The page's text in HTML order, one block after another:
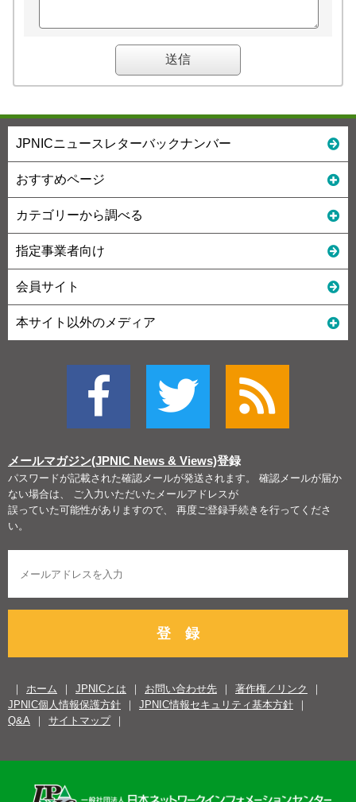
JPNICニュースレターバックナンバー
おすすめページ
カテゴリーから調べる
指定事業者向け
会員サイト
本サイト以外のメディア
メールマガジン(JPNIC News & Views)登録
パスワードが記載された確認メールが発送されます。 確認メールが届か
ない場合は、 ご入力いただいたメールアドレスが
誤っていた可能性がありますので、 再度ご登録手続きを行ってくださ
い。
登 録
ホーム JPNICとは お問い合わせ先
著作権／リンク
JPNIC個人情報保護方針
JPNIC情報セキュリティ基本方針
Q&A
サイトマップ